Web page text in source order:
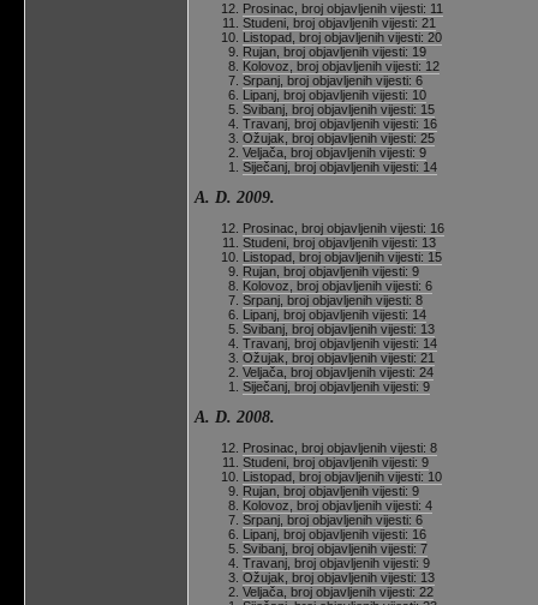
Prosinac, broj objavljenih vijesti: 11
Studeni, broj objavljenih vijesti: 21
Listopad, broj objavljenih vijesti: 20
Rujan, broj objavljenih vijesti: 19
Kolovoz, broj objavljenih vijesti: 12
Srpanj, broj objavljenih vijesti: 6
Lipanj, broj objavljenih vijesti: 10
Svibanj, broj objavljenih vijesti: 15
Travanj, broj objavljenih vijesti: 16
Ožujak, broj objavljenih vijesti: 25
Veljača, broj objavljenih vijesti: 9
Siječanj, broj objavljenih vijesti: 14
A. D. 2009.
Prosinac, broj objavljenih vijesti: 16
Studeni, broj objavljenih vijesti: 13
Listopad, broj objavljenih vijesti: 15
Rujan, broj objavljenih vijesti: 9
Kolovoz, broj objavljenih vijesti: 6
Srpanj, broj objavljenih vijesti: 8
Lipanj, broj objavljenih vijesti: 14
Svibanj, broj objavljenih vijesti: 13
Travanj, broj objavljenih vijesti: 14
Ožujak, broj objavljenih vijesti: 21
Veljača, broj objavljenih vijesti: 24
Siječanj, broj objavljenih vijesti: 9
A. D. 2008.
Prosinac, broj objavljenih vijesti: 8
Studeni, broj objavljenih vijesti: 9
Listopad, broj objavljenih vijesti: 10
Rujan, broj objavljenih vijesti: 9
Kolovoz, broj objavljenih vijesti: 4
Srpanj, broj objavljenih vijesti: 6
Lipanj, broj objavljenih vijesti: 16
Svibanj, broj objavljenih vijesti: 7
Travanj, broj objavljenih vijesti: 9
Ožujak, broj objavljenih vijesti: 13
Veljača, broj objavljenih vijesti: 22